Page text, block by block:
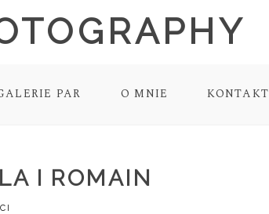
PAR O MNIE KONTAKT
I ROMAIN